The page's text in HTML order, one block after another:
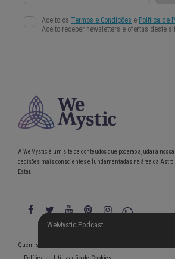
WeMystic Podcast
A WeMystic é um site de conteúdos que poderão ajudar a
decisões mais conscientes e fundamentadas na área da
Estar.
WeMystic Podcast
Quem somos